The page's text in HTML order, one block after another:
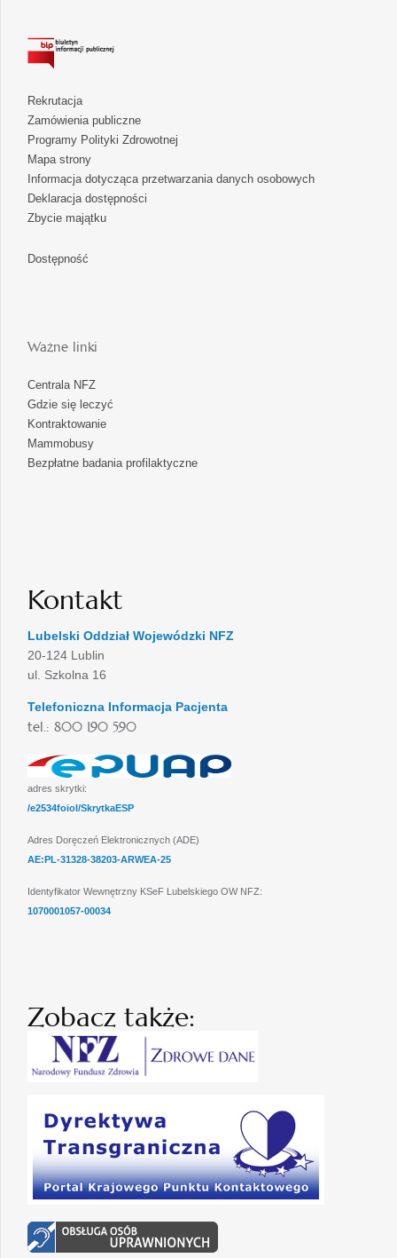
Rekrutacja
Zamówienia publiczne
Programy Polityki Zdrowotnej
Mapa strony
Informacja dotycząca przetwarzania danych osobowych
Deklaracja dostępności
Zbycie majątku
Dostępność
Ważne linki
Centrala NFZ
Gdzie się leczyć
Kontraktowanie
Mammobusy
Bezpłatne badania profilaktyczne
Kontakt
Lubelski Oddział Wojewódzki NFZ
20-124 Lublin
ul. Szkolna 16
Telefoniczna Informacja Pacjenta
tel.: 800 190 590
adres skrytki:
/e2534foiol/SkrytkaESP
Adres Doręczeń Elektronicznych (ADE)
AE:PL-31328-38203-ARWEA-25
Identyfikator Wewnętrzny KSeF Lubelskiego OW NFZ:
1070001057-00034
Zobacz także: